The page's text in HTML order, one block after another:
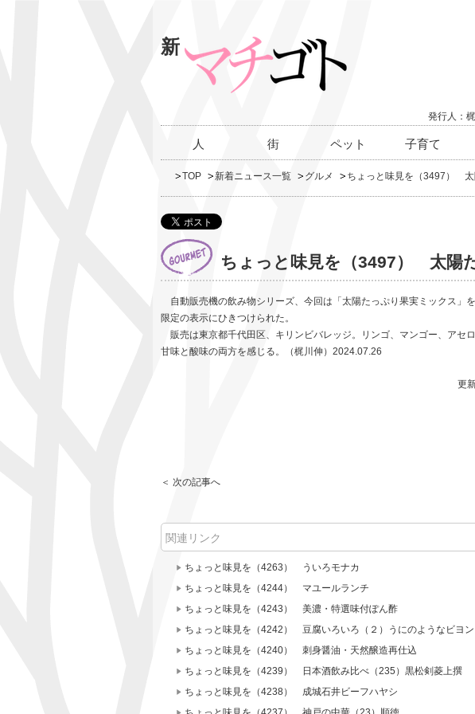
新
発行人：
人 街 ペット 子育て
TOP 新着ニュース一覧 グルメ ちょっと味見を（3497） 太
ちょっと味見を（3497） 太陽
自動販売機の飲み物シリーズ、今回は「太陽たっぷり果実ミックス」
限定の表示にひきつけられた。
販売は東京都千代田区、キリンビバレッジ。リンゴ、マンゴー、アセロ
甘味と酸味の両方を感じる。（梶川伸）2024.07.26
更
＜ 次の記事へ
関連リンク
ちょっと味見を（4263） ういろモナカ
ちょっと味見を（4244） マユールランチ
ちょっと味見を（4243） 美濃・特選味付ぽん酢
ちょっと味見を（4242） 豆腐いろいろ（２）うにのようなビヨ
ちょっと味見を（4240） 刺身醤油・天然醸造再仕込
ちょっと味見を（4239） 日本酒飲み比べ（235）黒松剣菱上撰
ちょっと味見を（4238） 成城石井ビーフハヤシ